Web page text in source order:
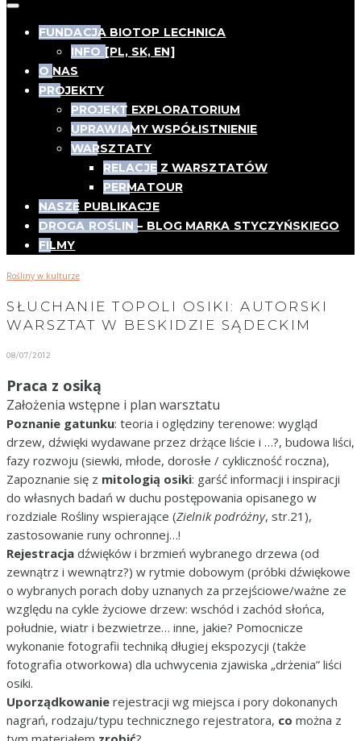
FUNDACJA BIOTOP LECHNICA
INFO [PL, SK, EN]
O NAS
PROJEKTY
PROJEKT EXPLORATORIUM
UPRAWIAMY WSPÓŁISTNIENIE
WARSZTATY
RELACJE Z WARSZTATÓW
PERMATOUR
NASZE PUBLIKACJE
DROGA ROŚLIN – BLOG MARKA STYCZYŃSKIEGO
FILMY
Rośliny w kulturze
SŁUCHANIE TOPOLI OSIKI: AUTORSKI
WARSZTAT W BESKIDZIE SĄDECKIM
08/07/2012
Praca z osiką
Założenia wstępne i plan warsztatu
Poznanie gatunku: teoria i oględziny terenowe: wygląd
drzew, dźwięki wydawane przez drżące liście i …?, budowa liści,
fazy rozwoju (siewki, młode, dorosłe / cykliczność roczna),
Zapoznanie się z mitologią osiki: garść informacji i inspiracji
do własnych badań w duchu postępowania opisanego w
rozdziale Rośliny wspierające (Zielnik podróżny, str.21),
zastosowanie runy ochronnej…!
Rejestracja dźwięków i brzmień wybranego drzewa (od
zewnątrz i wewnątrz?) w rytmie dobowym (próbki dźwiękowe
o wybranych porach doby uznanych za przejściowe/ważne ze
względu na cykle życiowe drzew: wschód i zachód słońca,
południe, wiatr i bezwietrze… inne, jakie? Pomocnicze
wykonanie fotografii techniką długiej ekspozycji (także
fotografia otworkowa) dla uchwycenia zjawiska „drżenia” liści
osiki.
Uporządkowanie rejestracji wg miejsca i pory dokonanych
nagrań, rodzaju/typu technicznego rejestratora, co można z